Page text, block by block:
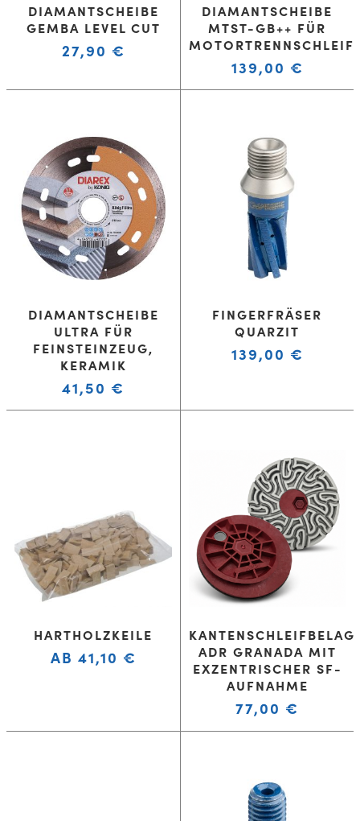
DIAMANTSCHEIBE
GEMBA LEVEL CUT
27,90 €
DIAMANTSCHEIBE
MTST-GB++ FÜR
139,00 €
DIAMANTSCHEIBE
ULTRA FÜR
FEINSTEINZEUG,
KERAMIK
41,50 €
FINGERFRÄSER
QUARZIT
139,00 €
HARTHOLZKEILE
AB 41,10 €
KANTENSCHLEIFBELAG
ADR GRANADA MIT
EXZENTRISCHER SF-
AUFNAHME
77,00 €